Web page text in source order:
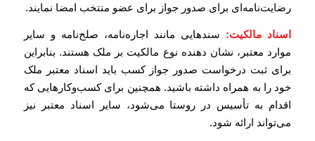
رضایت‌نامه‌ای برای صدور جواز برای عضو منتخب امضا نمایند.
اسناد مالکیت: سندهایی مانند اجاره‌نامه، صلح‌نامه و سایر
موارد معتبر، نشان دهنده نوع مالکیت بر ملک هستند. بنابراین
برای ثبت درخواست صدور جواز کسب باید اسناد معتبر ملک
خود را به همراه داشته باشید. همچنین برای کسب‌وکارهایی که
اقدام به تأسیس در روستا می‌شود، سایر اسناد معتبر نیز
می‌تواند ارائه شود.